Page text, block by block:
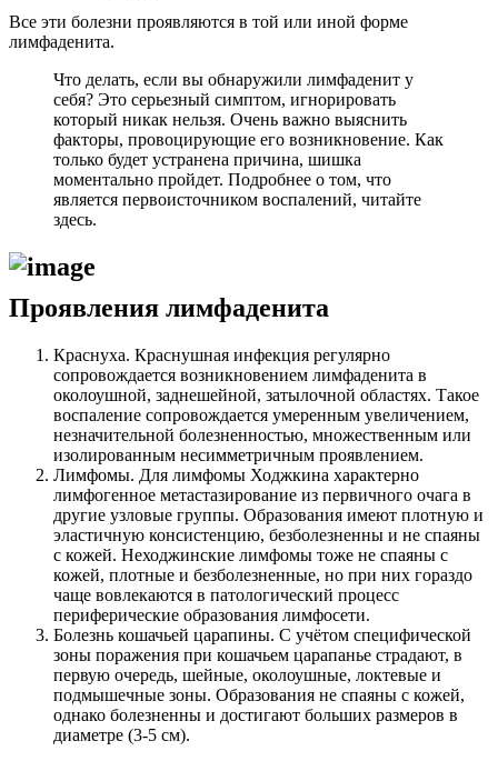
Все эти болезни проявляются в той или иной форме
лимфаденита.
Что делать, если вы обнаружили лимфаденит у
себя? Это серьезный симптом, игнорировать
который никак нельзя. Очень важно выяснить
факторы, провоцирующие его возникновение. Как
только будет устранена причина, шишка
моментально пройдет. Подробнее о том, что
является первоисточником воспалений, читайте
здесь.
Проявления лимфаденита
Краснуха. Краснушная инфекция регулярно
сопровождается возникновением лимфаденита в
околоушной, заднешейной, затылочной областях. Такое
воспаление сопровождается умеренным увеличением,
незначительной болезненностью, множественным или
изолированным несимметричным проявлением.
Лимфомы. Для лимфомы Ходжкина характерно
лимфогенное метастазирование из первичного очага в
другие узловые группы. Образования имеют плотную и
эластичную консистенцию, безболезненны и не спаяны
с кожей. Неходжинские лимфомы тоже не спаяны с
кожей, плотные и безболезненные, но при них гораздо
чаще вовлекаются в патологический процесс
периферические образования лимфосети.
Болезнь кошачьей царапины. С учётом специфической
зоны поражения при кошачьем царапанье страдают, в
первую очередь, шейные, околоушные, локтевые и
подмышечные зоны. Образования не спаяны с кожей,
однако болезненны и достигают больших размеров в
диаметре (3-5 см).